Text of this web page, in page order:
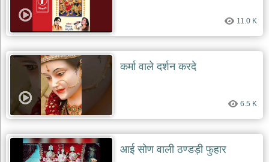
11.0 K
कर्मा वाले दर्शन करदे
6.5 K
आई सोण वाली ठण्डड़ी फुहार